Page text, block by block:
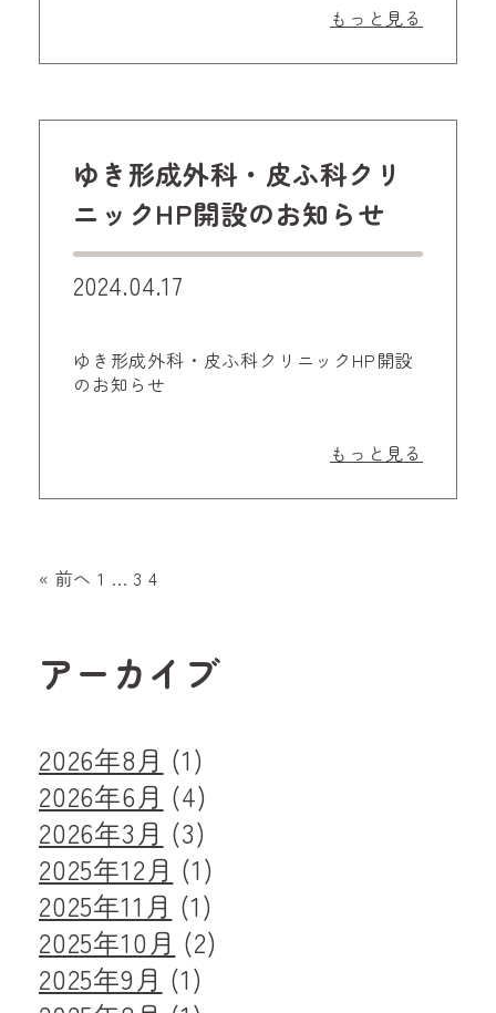
もっと見る
ゆき形成外科・皮ふ科クリ
ニックHP開設のお知らせ
2024.04.17
ゆき形成外科・皮ふ科クリニックHP開設
のお知らせ
もっと見る
投
ナ
ビ
ー
シ
ョ
ン
« 前へ 1 … 3 4
アーカイブ
2026年8月 (1)
2026年6月 (4)
2026年3月 (3)
2025年12月 (1)
2025年11月 (1)
2025年10月 (2)
2025年9月 (1)